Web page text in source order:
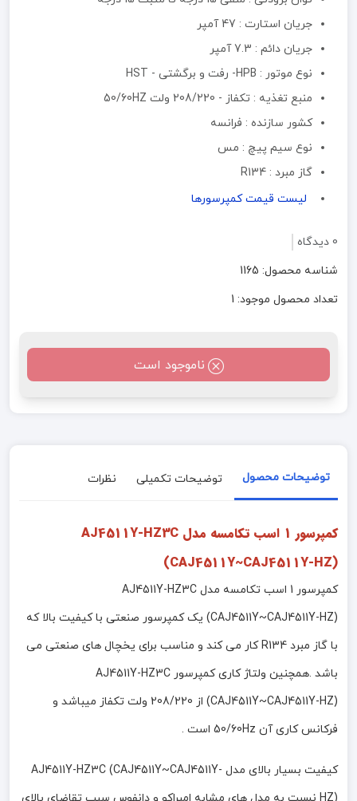
جریان استارت : 47 آمپر
جریان دائم : 7.3 آمپر
نوع موتور :‌ HPB- رفت و برگشتی - HST
منبع تغذیه :‌ تکفاز - 208/220 ولت 50/60HZ
کشور سازنده : فرانسه
نوع سیم پیچ : مس
گاز مبرد : R134
لیست قیمت کمپرسورها
0 دیدگاه
شناسه محصول: 1165
تعداد محصول موجود: 1
ناموجود است
توضیحات محصول توضیحات تکمیلی نظرات
کمپرسور 1 اسب تکامسه مدل AJ4511Y-HZ3C
(CAJ4511Y~CAJ4511Y-HZ)
کمپرسور 1 اسب تکامسه مدل AJ4511Y-HZ3C
(CAJ4511Y~CAJ4511Y-HZ) یک کمپرسور صنعتی با کیفیت بالا که
با گاز مبرد R134 کار می کند و مناسب برای یخچال های صنعتی می
باشد .همچنین ولتاژ کاری کمپرسور AJ4511Y-HZ3C
(CAJ4511Y~CAJ4511Y-HZ) از 208/220 ولت تکفاز میباشد و
فرکانس کاری آن 50/60Hz است .
کیفیت بسیار بالای مدل AJ4511Y-HZ3C (CAJ4511Y~CAJ4511Y-